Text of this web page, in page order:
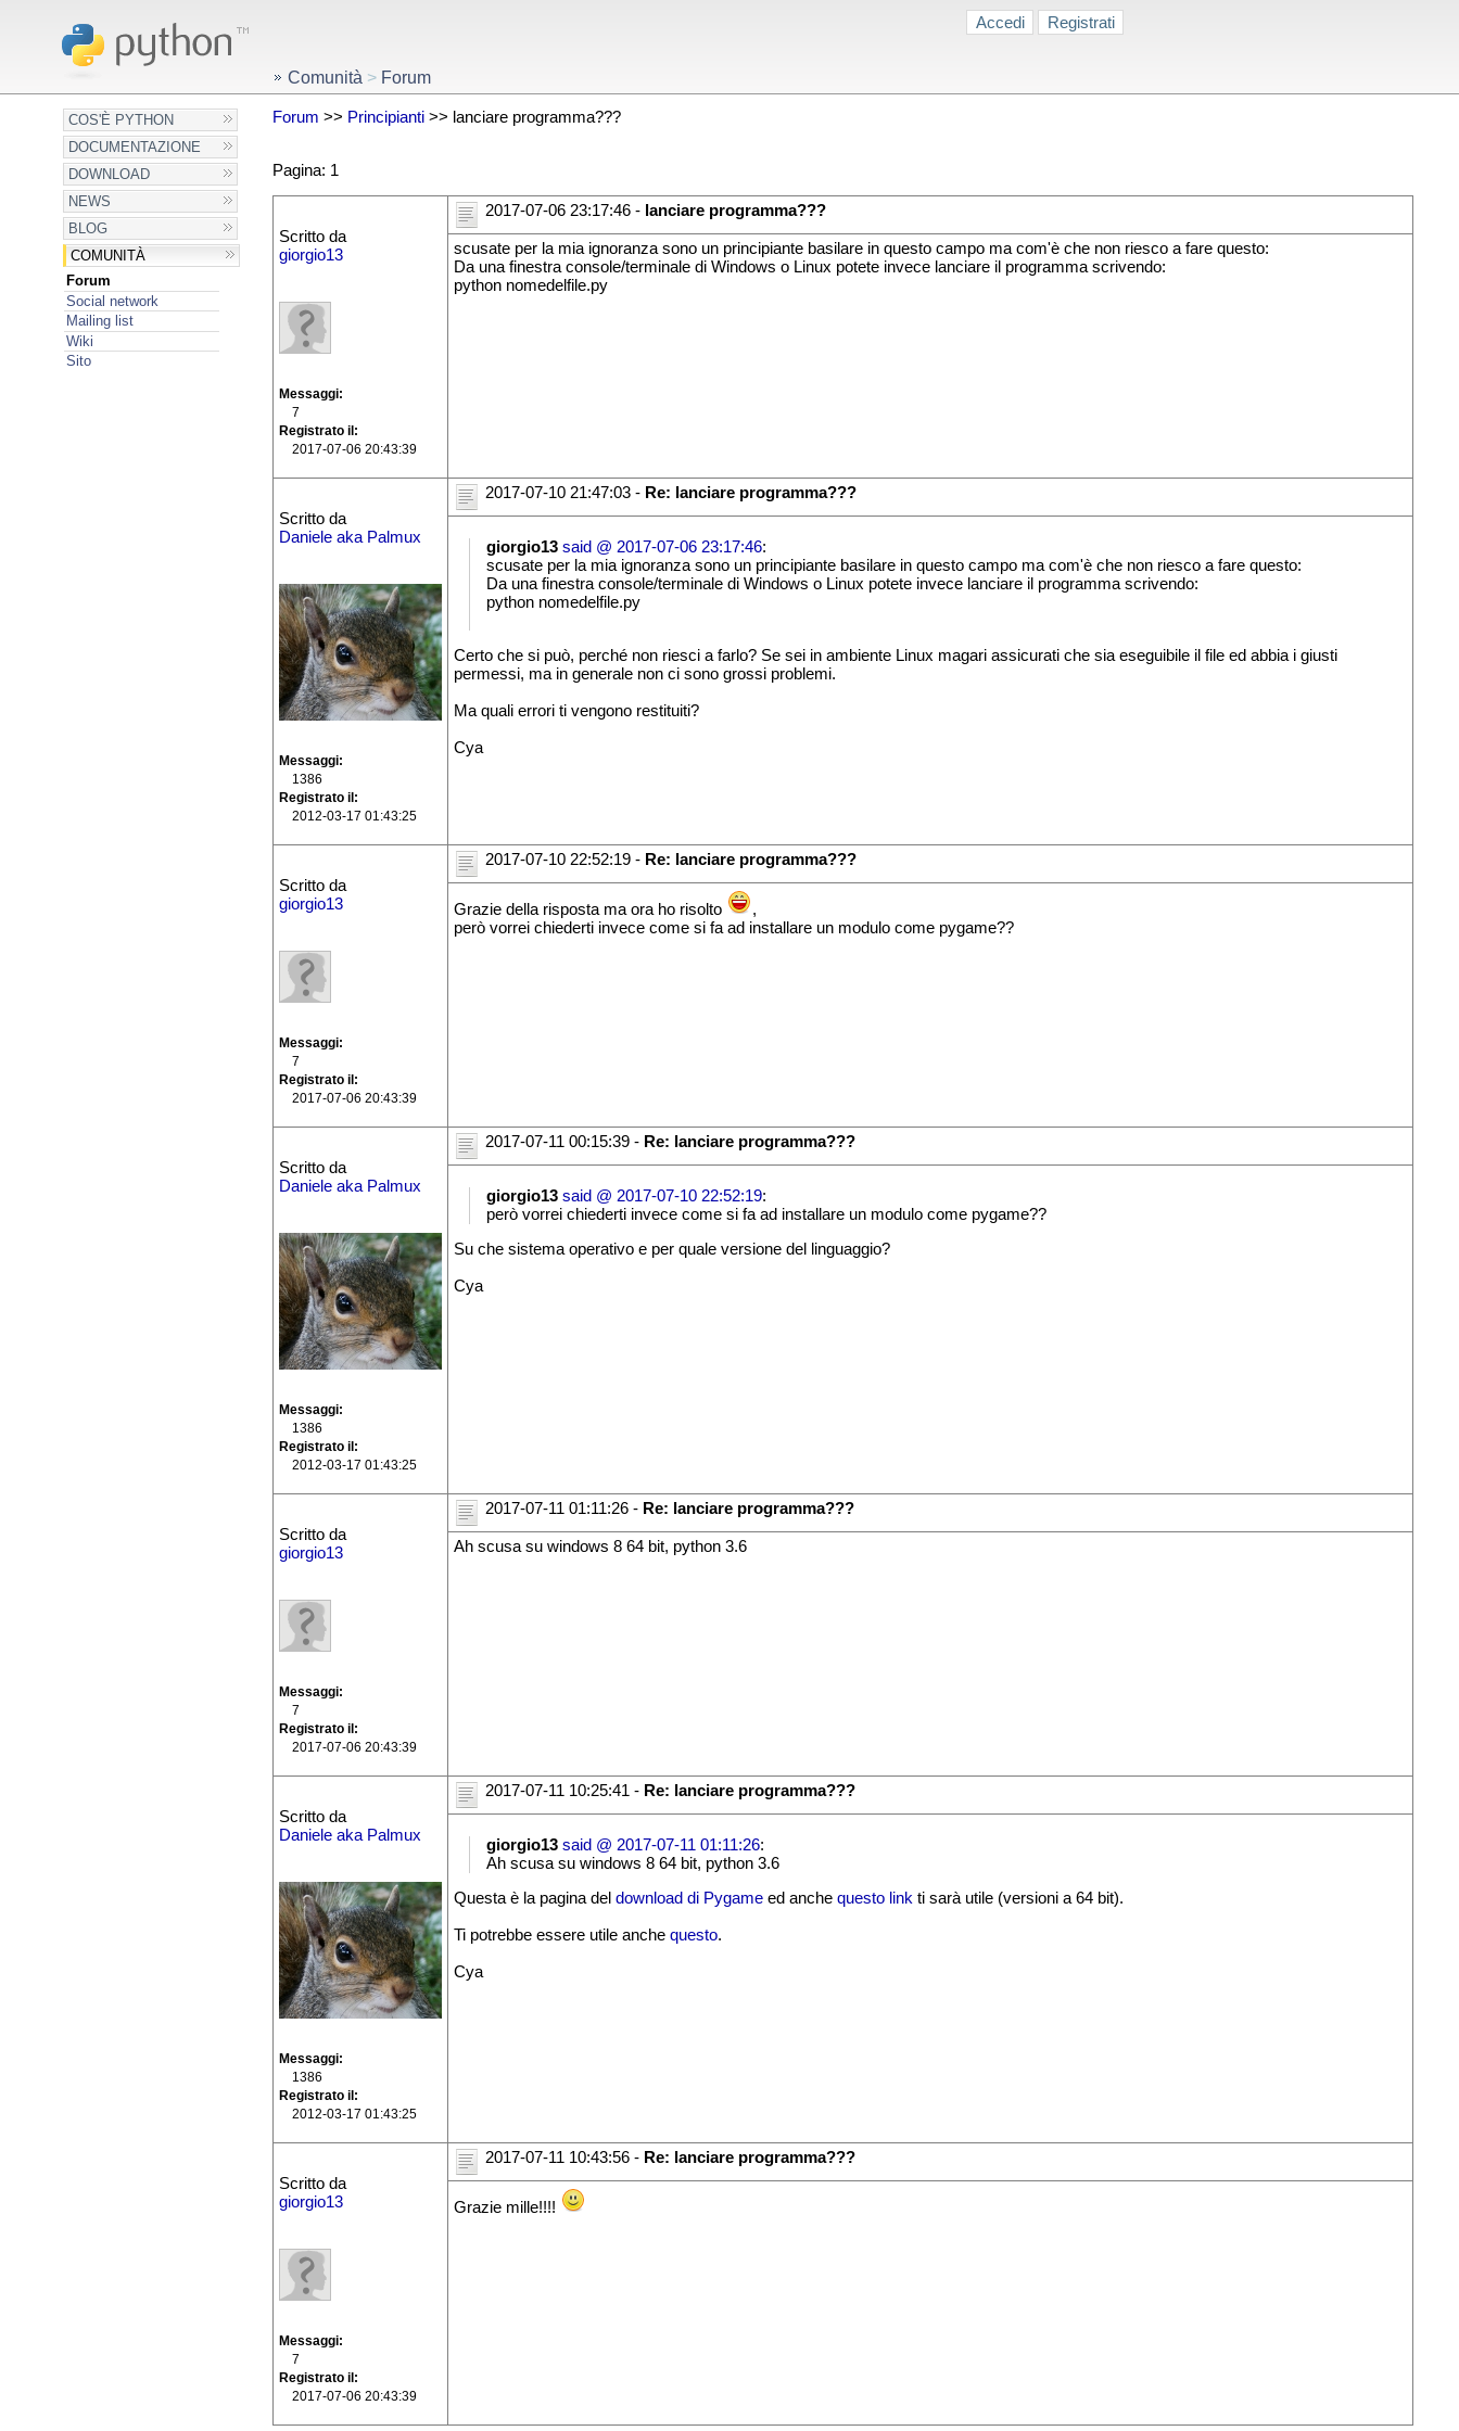
Accedi Registrati
COS'È PYTHON
DOCUMENTAZIONE
DOWNLOAD
NEWS
BLOG
COMUNITÀ
Forum
Social network
Mailing list
Wiki
Sito
Comunità > Forum
Forum >> Principianti>> lanciare programma???
Pagina: 1
Scritto da
giorgio13
Messaggi
7
Registrato il
2017-07-06 20:43:39
2017-07-06 23:17:46 - lanciare programma???
scusate per la mia ignoranza sono un principiante basilare in questo campo ma com'è che non riesco a fare questo:
Da una finestra console/terminale di Windows o Linux potete invece lanciare il programma scrivendo:
python nomedelfile.py
Scritto da
Daniele aka Palmux
Messaggi
1386
Registrato il
2012-03-17 01:43:25
2017-07-10 21:47:03 - Re: lanciare programma???
giorgio13 said @ 2017-07-06 23:17:46:
scusate per la mia ignoranza sono un principiante basilare in questo campo ma com'è che non riesco a fare questo:
Da una finestra console/terminale di Windows o Linux potete invece lanciare il programma scrivendo:
python nomedelfile.py
Certo che si può, perché non riesci a farlo? Se sei in ambiente Linux magari assicurati che sia eseguibile il file ed abbia i giusti
permessi, ma in generale non ci sono grossi problemi.
Ma quali errori ti vengono restituiti?
Cya
Scritto da
giorgio13
Messaggi
7
Registrato il
2017-07-06 20:43:39
2017-07-10 22:52:19 - Re: lanciare programma???
Grazie della risposta ma ora ho risolto
,
però vorrei chiederti invece come si fa ad installare un modulo come pygame??
Scritto da
Daniele aka Palmux
Messaggi
1386
Registrato il
2012-03-17 01:43:25
2017-07-11 00:15:39 - Re: lanciare programma???
giorgio13 said @ 2017-07-10 22:52:19:
però vorrei chiederti invece come si fa ad installare un modulo come pygame??
Su che sistema operativo e per quale versione del linguaggio?
Cya
Scritto da
giorgio13
Messaggi
7
Registrato il
2017-07-06 20:43:39
2017-07-11 01:11:26 - Re: lanciare programma???
Ah scusa su windows 8 64 bit, python 3.6
Scritto da
Daniele aka Palmux
Messaggi
1386
Registrato il
2012-03-17 01:43:25
2017-07-11 10:25:41 - Re: lanciare programma???
giorgio13 said @ 2017-07-11 01:11:26:
Ah scusa su windows 8 64 bit, python 3.6
Questa è la pagina del download di Pygameed anche questo link ti sarà utile (versioni a 64 bit).
Ti potrebbe essere utile anche questo.
Cya
Scritto da
giorgio13
Messaggi
7
Registrato il
2017-07-06 20:43:39
2017-07-11 10:43:56 - Re: lanciare programma???
Grazie mille!!!!